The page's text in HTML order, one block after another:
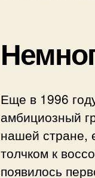
Еще в 1996
амбициозный
нашей стране,
толчком к
появилось